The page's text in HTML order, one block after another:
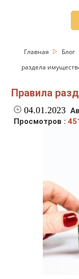
Главная Блог
раздела
Правила
04.01.2023
Просмотров :